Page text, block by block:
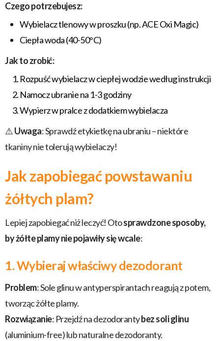
Czego potrzebujesz:
Wybielacz tlenowy w proszku (np. ACE Oxi Magic)
Ciepła woda (40-50°C)
Jak to zrobić:
Rozpuść wybielacz w ciepłej wodzie według instrukcji
Namocz ubranie na 1-3 godziny
Wypierz w pralce z dodatkiem wybielacza
⚠️Uwaga: Sprawdź etykietkę na ubraniu – niektóre
tkaniny nie tolerują wybielaczy!
Jak zapobiegać powstawaniu
żółtych plam?
Lepiej zapobiegać niż leczyć! Otosprawdzone sposoby,
by żółte plamy nie pojawiły się wcale:
1. Wybieraj właściwy dezodorant
Problem: Sole glinu w antyperspirantach reagują z potem,
tworząc żółte plamy.
Rozwiązanie: Przejdź na dezodorantybez soli glinu
(aluminium-free) lub naturalne dezodoranty.